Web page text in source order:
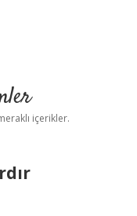
içerikler.